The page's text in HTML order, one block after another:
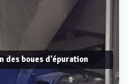
des boues d'épuration